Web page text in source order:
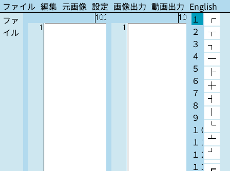
ファイル 編集 元画像 設定 画像出力 動画出力 English
ファ
イル
100
1
100
1
１
２
３
４
５
６
７
８
９
１０
１１
１２
１３
┌
┬
┐
─
├
┼
┤
└
┴
┘